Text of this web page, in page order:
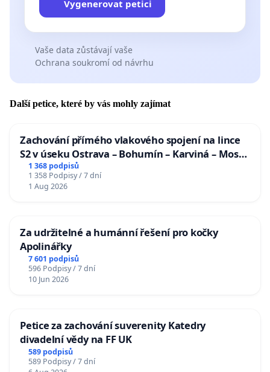
Vygenerovat petici
Vaše data zůstávají vaše
Ochrana soukromí od návrhu
Další petice, které by vás mohly zajímat
Zachování přímého vlakového spojení na lince
S2 v úseku Ostrava – Bohumín – Karviná – Mosty
u Jablunkova
1 368 podpisů
1 358 Podpisy / 7 dní
1 Aug 2026
Za udržitelné a humánní řešení pro kočky
Apolinářky
7 601 podpisů
596 Podpisy / 7 dní
10 Jun 2026
Petice za zachování suverenity Katedry
divadelní vědy na FF UK
589 podpisů
589 Podpisy / 7 dní